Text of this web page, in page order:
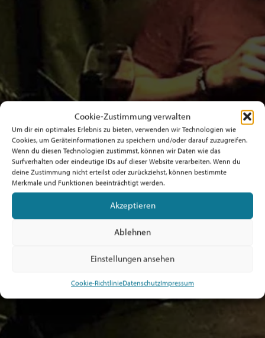
Cookie-Zustimmung verwalten
Um dir ein optimales Erlebnis zu bieten, verwenden wir Technologien wie
Cookies, um Geräteinformationen zu speichern und/oder darauf zuzugreifen.
Wenn du diesen Technologien zustimmst, können wir Daten wie das
Surfverhalten oder eindeutige IDs auf dieser Website verarbeiten. Wenn du
deine Zustimmung nicht erteilst oder zurückziehst, können bestimmte
Merkmale und Funktionen beeinträchtigt werden.
Akzeptieren
Ablehnen
Einstellungen ansehen
Cookie-RichtlinieDatenschutzImpressum